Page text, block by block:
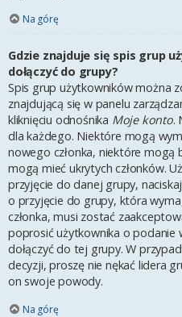
Na górę
Gdzie znajduje się spis grup
dołączyć do grupy?
Spis grup użytkowników można
znajdującą się w panelu
kliknięciu odnośnika Moje konto.
dla każdego. Niektóre mogą
nowego członka, niektóre mogą
mogą mieć ukrytych członków.
przyjęcie do danej grupy,
o przyjęcie do grupy, która
członka, musi zostać
poprosić użytkownika o podanie
dołączyć do tej grupy. W
decyzji, proszę nie nękać lidera
on swoje powody.
Na górę